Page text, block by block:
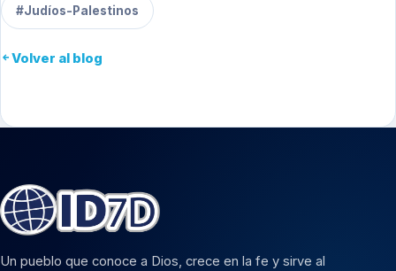
#Judíos-Palestinos
Volver al blog
Un pueblo que conoce a Dios, crece en la fe y sirve al